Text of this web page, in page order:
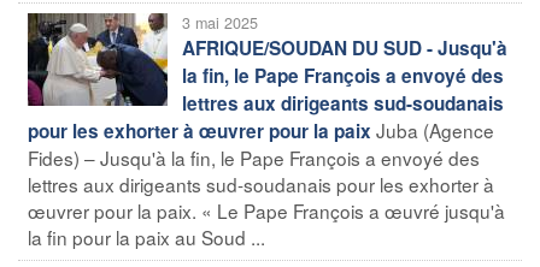
3 mai 2025
AFRIQUE/SOUDAN DU SUD - Jusqu'à
la fin, le Pape François a envoyé des
lettres aux dirigeants sud-soudanais
pour les exhorter à œuvrer pour la paix Juba (Agence
Fides) – Jusqu'à la fin, le Pape François a envoyé des
lettres aux dirigeants sud-soudanais pour les exhorter à
œuvrer pour la paix. « Le Pape François a œuvré jusqu'à
la fin pour la paix au Soud ...